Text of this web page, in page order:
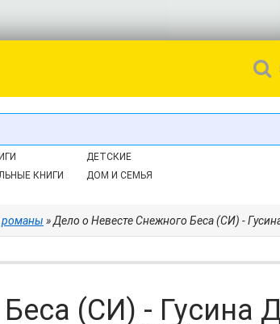
КНИГИ
ДЕТСКИЕ
ДОМ И СЕМЬЯ
романы » Дело о Невесте Снежного Беса (СИ) - Гусина Дарья (читать
(СИ) - Гусина